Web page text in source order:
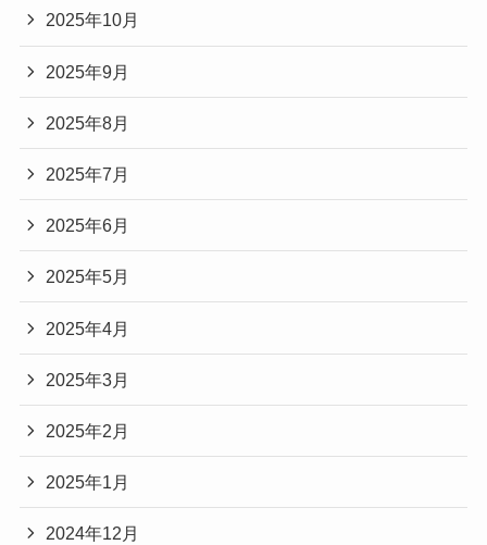
2025年10月
2025年9月
2025年8月
2025年7月
2025年6月
2025年5月
2025年4月
2025年3月
2025年2月
2025年1月
2024年12月